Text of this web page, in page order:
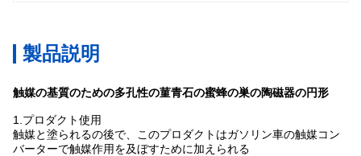
製品説明
触媒の基質のための多孔性の菫青石の蜜蜂の巣の陶磁器の円形
1.プロダクト使用
触媒と塗られるの後で、このプロダクトはガソリン車の触媒コン
バーターで触媒作用を及ぼすために加えられる